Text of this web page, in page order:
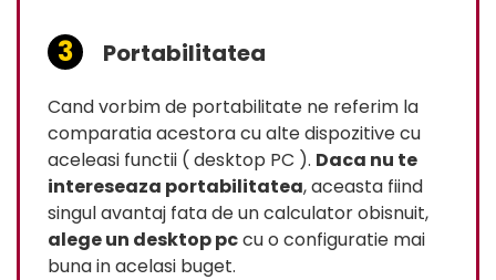
Portabilitatea
Cand vorbim de portabilitate ne referim la
comparatia acestora cu alte dispozitive cu
aceleasi functii ( desktop PC ). Daca nu te
intereseaza portabilitatea, aceasta fiind
singul avantaj fata de un calculator obisnuit,
alege un desktop pccu o configuratie mai
buna in acelasi buget.